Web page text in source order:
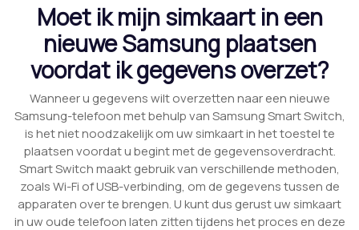
Moet ik mijn simkaart in een
nieuwe Samsung plaatsen
voordat ik gegevens overzet?
Wanneer u gegevens wilt overzetten naar een nieuwe
Samsung-telefoon met behulp van Samsung Smart Switch,
is het niet noodzakelijk om uw simkaart in het toestel te
plaatsen voordat u begint met de gegevensoverdracht.
Smart Switch maakt gebruik van verschillende methoden,
zoals Wi-Fi of USB-verbinding, om de gegevens tussen de
apparaten over te brengen. U kunt dus gerust uw simkaart
in uw oude telefoon laten zitten tijdens het proces en deze